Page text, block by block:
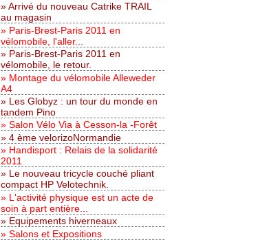
Arrivé du nouveau Catrike TRAIL
au magasin
Paris-Brest-Paris 2011 en
vélomobile, l'aller...
Paris-Brest-Paris 2011 en
vélomobile, le retour.
Montage du vélomobile Alleweder
A4
Les Globyz : un tour du monde en
tandem Pino
Salon Vélo Via à Cesson-la -Forêt
4 ème velorizoNormandie
Handisport : Relais de la solidarité
2011
Le nouveau tricycle couché pliant
compact HP Velotechnik.
L'activité physique est un acte de
soin à part entière...
Equipements hiverneaux
Salons et Expositions